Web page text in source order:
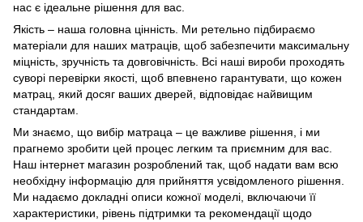
нас є ідеальне рішення для вас.
Якість – наша головна цінність. Ми ретельно підбираємо
матеріали для наших матраців, щоб забезпечити максимальну
міцність, зручність та довговічність. Всі наші вироби проходять
суворі перевірки якості, щоб впевнено гарантувати, що кожен
матрац, який досяг ваших дверей, відповідає найвищим
стандартам.
Ми знаємо, що вибір матраца – це важливе рішення, і ми
прагнемо зробити цей процес легким та приємним для вас.
Наш інтернет магазин розроблений так, щоб надати вам всю
необхідну інформацію для прийняття усвідомленого рішення.
Ми надаємо докладні описи кожної моделі, включаючи її
характеристики, рівень підтримки та рекомендації щодо